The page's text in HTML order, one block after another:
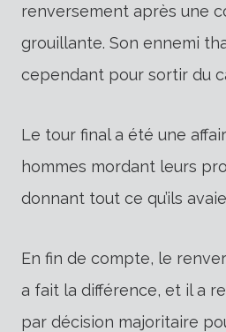
renversement après une
grouillante. Son ennemi
cependant pour sortir du
Le tour final a été une
hommes mordant leurs
donnant tout ce qu’ils
En fin de compte, le
a fait la différence, et il a
par décision majoritaire